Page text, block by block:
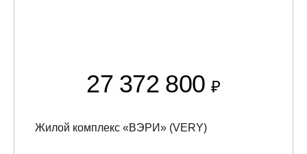
27 372 800₽
Жилой комплекс «ВЭРИ» (VERY)